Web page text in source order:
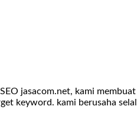
jasacom.net, kami
keyword. kami berusaha